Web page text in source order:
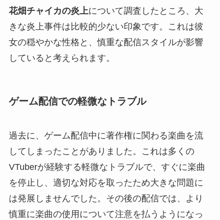
花畑チャイカの炎上について調査したところ、大
きな炎上事件は比較的少ない印象です。これは彼
女の穏やかな性格と、慎重な配信スタイルが影響
していると考えられます。
ゲーム配信での軽微なトラブル
過去に、ゲーム配信中に著作権に関わる楽曲を流
してしまったことがありました。これは多くの
VTuberが経験する軽微なトラブルで、すぐに楽曲
を停止し、適切な対応を取ったため大きな問題に
は発展しませんでした。その後の配信では、より
慎重に楽曲の使用について注意を払うようになっ